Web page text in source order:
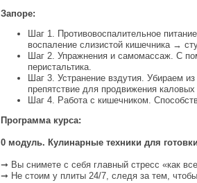
Запоре:
Шаг 1. Противовоспалительное
воспаление слизистой кишечника →
Шаг 2. Упражнения и самомассаж. С
перистальтика.
Шаг 3. Устранение вздутия. Убираем
препятствие для продвижения
Шаг 4. Работа с кишечником.
Программа курса:
0 модуль. Кулинарные техники для
➞ Вы снимете с себя главный стресс «как
➞ Не стоим у плиты 24/7, следя за тем,